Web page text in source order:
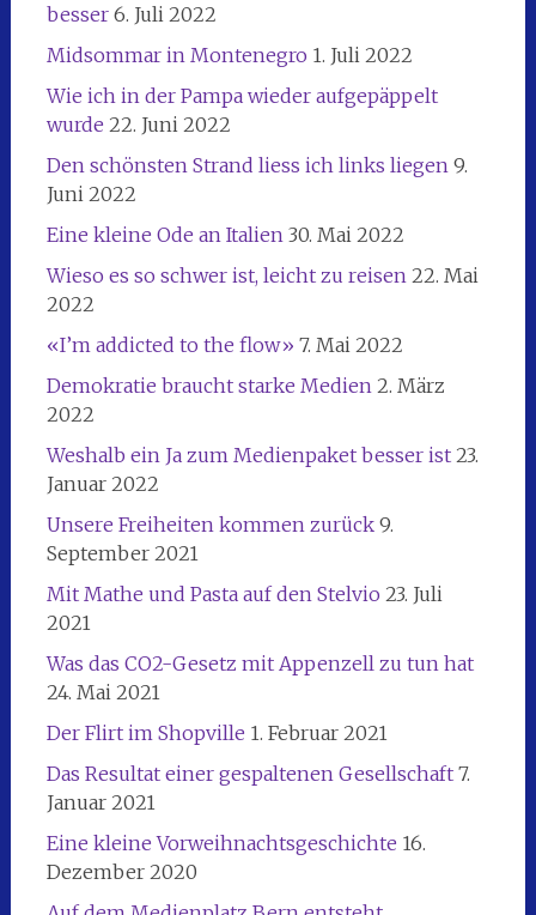
besser 6. Juli 2022
Midsommar in Montenegro 1. Juli 2022
Wie ich in der Pampa wieder aufgepäppelt
wurde 22. Juni 2022
Den schönsten Strand liess ich links liegen 9.
Juni 2022
Eine kleine Ode an Italien 30. Mai 2022
Wieso es so schwer ist, leicht zu reisen 22. Mai
2022
«I’m addicted to the flow» 7. Mai 2022
Demokratie braucht starke Medien 2. März
2022
Weshalb ein Ja zum Medienpaket besser ist 23.
Januar 2022
Unsere Freiheiten kommen zurück 9.
September 2021
Mit Mathe und Pasta auf den Stelvio 23. Juli
2021
Was das CO2-Gesetz mit Appenzell zu tun hat
24. Mai 2021
Der Flirt im Shopville 1. Februar 2021
Das Resultat einer gespaltenen Gesellschaft 7.
Januar 2021
Eine kleine Vorweihnachtsgeschichte 16.
Dezember 2020